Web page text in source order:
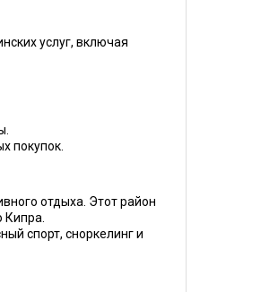
услуг, включая
покупок.
отдыха. Этот район
спорт, сноркелинг и